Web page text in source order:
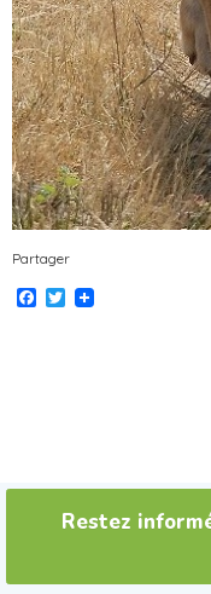
Partager
Facebook
Twitter
Restez